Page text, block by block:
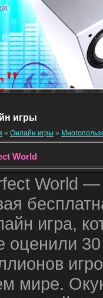
игры
» Онлайн игры »
World
World —
игра,
оценили 30
мире.